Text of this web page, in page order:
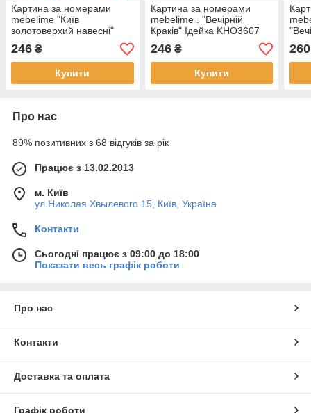
Картина за номерами
mebelime "Київ
золотоверхий навесні"
Ідейка KHO3629 40х50см
246 ₴
Купити
Картина за номерами
mebelime . "Вечірній
Краків" Ідейка KHO3607
246₴
Купити
260
Про нас
89% позитивних з 68 відгуків за рік
Працює з 13.02.2013
м. Київ
ул.Николая Хвылевого 15, Київ, Україна
Контакти
Сьогодні працює з 09:00 до 18:00
Показати весь графік роботи
Про нас
Контакти
Доставка та оплата
Графік роботи